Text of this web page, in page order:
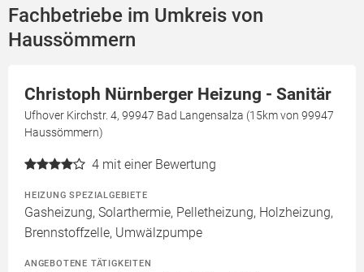
Fachbetriebe im Umkreis von
Haussömmern
Christoph Nürnberger Heizung - Sanitär
Ufhover Kirchstr. 4, 99947 Bad Langensalza (15km von 99947
Haussömmern)
4 mit einer Bewertung
HEIZUNG SPEZIALGEBIETE
Gasheizung, Solarthermie, Pelletheizung, Holzheizung,
Brennstoffzelle, Umwälzpumpe
ANGEBOTENE TÄTIGKEITEN